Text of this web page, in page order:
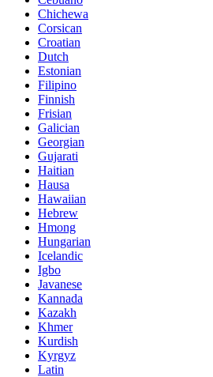
Chichewa
Corsican
Croatian
Dutch
Estonian
Filipino
Finnish
Frisian
Galician
Georgian
Gujarati
Haitian
Hausa
Hawaiian
Hebrew
Hmong
Hungarian
Icelandic
Igbo
Javanese
Kannada
Kazakh
Khmer
Kurdish
Kyrgyz
Latin